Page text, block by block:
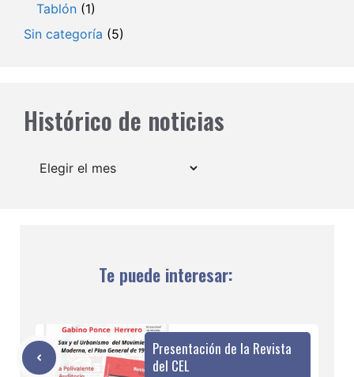
Tablón (1)
Sin categoría (5)
Histórico de noticias
Archivos
Te puede interesar:
Presentación de la Revista
del CEL